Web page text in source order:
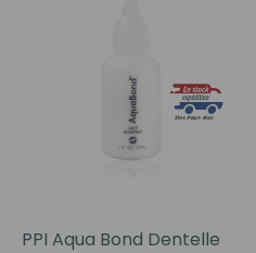
PPI Aqua Bond Dentelle